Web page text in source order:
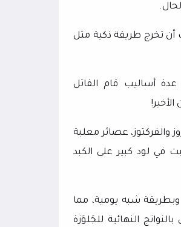
أن تخرج طريقة ذكية مثل
أساليب قام القاتل
عصائر معلبة
لود كبير على الكبد
شبه يومية، مما
النهائية للجَلوَزة